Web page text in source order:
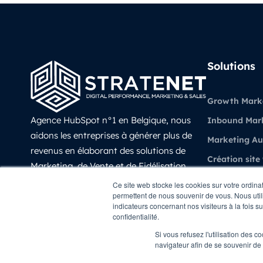
Ce site web stocke les cookies sur votre
permettent de nous souvenir de vous. Nous
indicateurs concernant nos visiteurs à la fois
confidentialité.
Si vous refusez l'utilisation des
navigateur afin de se souvenir
Agence HubSpot n°1 en Belgique, nous
aidons les entreprises à générer plus de
revenus en élaborant des solutions de
Marketing, de Vente et de Fidélisation
prédictives, évolutives et mesurable avec
Solutions
Growth
Inbound
Marketing
Création site
Experience